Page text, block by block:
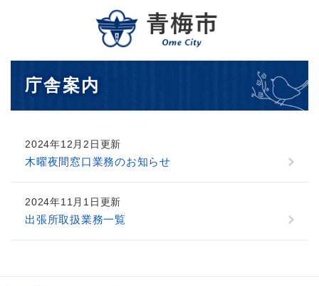
メニューを飛ばして本文へ
庁舎案内
2024年12月2日更新
木曜夜間窓口業務のお知らせ
2024年11月1日更新
出張所取扱業務一覧